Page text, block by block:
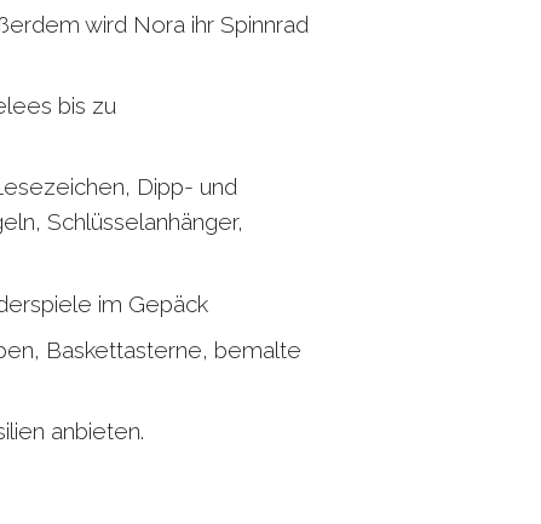
wird Nora ihr Spinnrad
bis zu
Dipp- und
Schlüsselanhänger,
im Gepäck
Baskettasterne, bemalte
anbieten.